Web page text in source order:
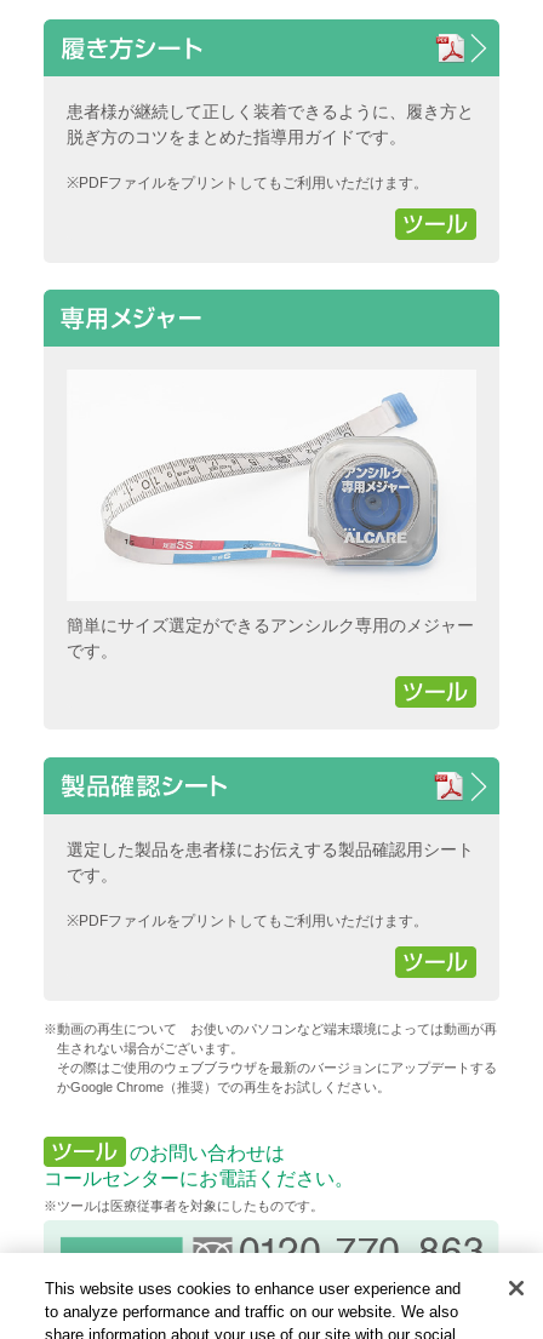
患者様が継続して正しく装着できるように、履き方と
脱ぎ方のコツをまとめた指導用ガイドです。
※PDFファイルをプリントしてもご利用いただけます。
簡単にサイズ選定ができるアンシルク専用のメジャー
です。
選定した製品を患者様にお伝えする製品確認用シート
です。
※PDFファイルをプリントしてもご利用いただけます。
※動画の再生について お使いのパソコンなど端末環境によっては動画が再
生されない場合がございます。
その際はご使用のウェブブラウザを最新のバージョンにアップデートする
かGoogle Chrome（推奨）での再生をお試しください。
のお問い合わせは
コールセンターにお電話ください。
※ツールは医療従事者を対象にしたものです。
This website uses cookies to enhance user experience and
to analyze performance and traffic on our website. We also
share information about your use of our site with our social